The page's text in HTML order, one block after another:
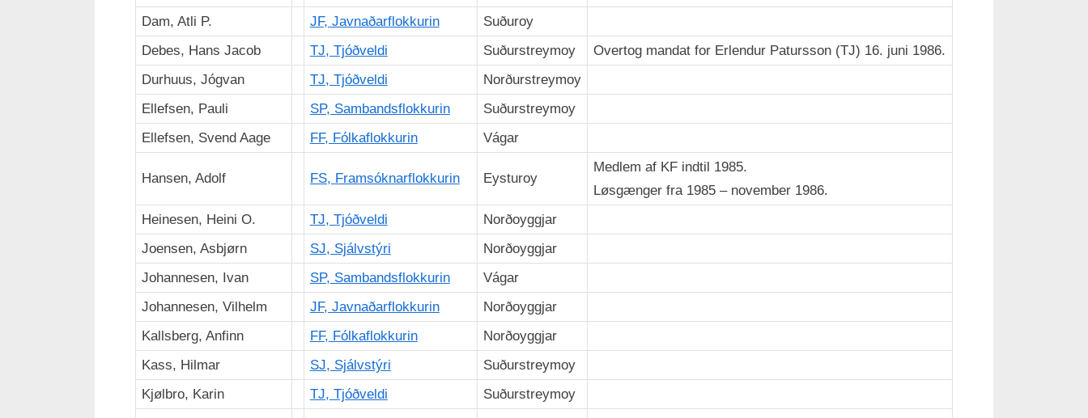
Dam, Atli P.
JF, Javnaðarflokkurin
Suðuroy
Debes, Hans Jacob
TJ, Tjóðveldi Suðurstreymoy
Overtog mandat for Erlendur Patursson (TJ) 16. juni 1986.
Durhuus, Jógvan
TJ, Tjóðveldi
Norðurstreymoy
Ellefsen, Pauli
SP, Sambandsflokkurin
Suðurstreymoy
Ellefsen, Svend Aage
FF, Fólkaflokkurin Vágar
Hansen, Adolf FS, Framsóknarflokkurin Eysturoy
Medlem af KF indtil 1985.
Løsgænger fra 1985 – november 1986.
Heinesen, Heini O.
TJ, Tjóðveldi
Norðoyggjar
Joensen, Asbjørn
SJ, Sjálvstýri
Norðoyggjar
Johannesen, Ivan
SP, Sambandsflokkurin
Vágar
Johannesen, Vilhelm
JF, Javnaðarflokkurin
Norðoyggjar
Kallsberg, Anfinn
FF, Fólkaflokkurin
Norðoyggjar
Kass, Hilmar
SJ, Sjálvstýri
Suðurstreymoy
Kjølbro, Karin
TJ, Tjóðveldi
Suðurstreymoy